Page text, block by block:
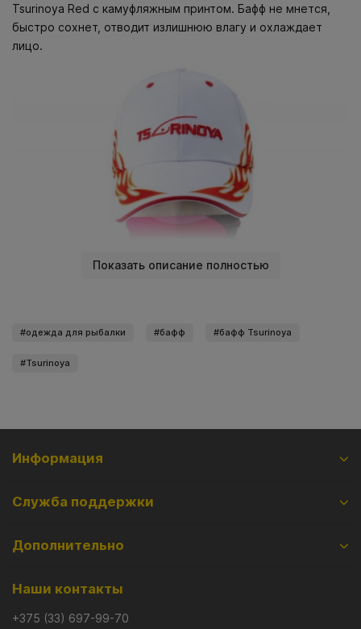
Tsurinoya Red с камуфляжным принтом. Бафф не мнется,
быстро сохнет, отводит излишнюю влагу и охлаждает
лицо.
Показать описание полностью
одежда для рыбалки бафф бафф Tsurinoya
Tsurinoya
Информация
Служба поддержки
Дополнительно
Наши контакты
+375 (33) 697-99-70